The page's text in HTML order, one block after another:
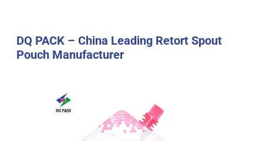
DQ PACK – China Leading Retort Spout
Pouch Manufacturer